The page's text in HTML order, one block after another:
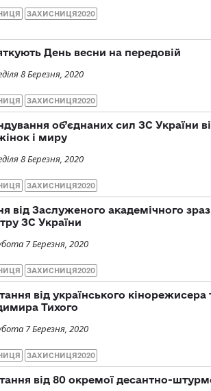
ЗАХИСНИЦЯ2020
День весни на передовій
8 Березня, 2020
ЗАХИСНИЦЯ2020
об’єднаних сил ЗС України
і миру
8 Березня, 2020
ЗАХИСНИЦЯ2020
від Заслуженого академічного
ЗС України
7 Березня, 2020
ЗАХИСНИЦЯ2020
від українського кінорежисера
Тихого
7 Березня, 2020
ЗАХИСНИЦЯ2020
від 80 окремої десантно-